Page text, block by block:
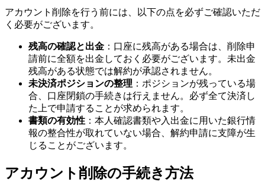
アカウント削除を行う前には、以下の点を必ずご確認いただ
く必要がございます。
残高の確認と出金 ：口座に残高がある場合は、削除申
請前に全額を出金しておく必要がございます。未出金
残高がある状態では解約が承認されません。
未決済ポジションの整理 ：ポジションが残っている場
合、口座閉鎖の手続きは行えません。必ず全て決済し
た上で申請することが求められます。
書類の有効性 ：本人確認書類や入出金に用いた銀行情
報の整合性が取れていない場合、解約申請に支障が生
じることがございます。
アカウント削除の手続き方法